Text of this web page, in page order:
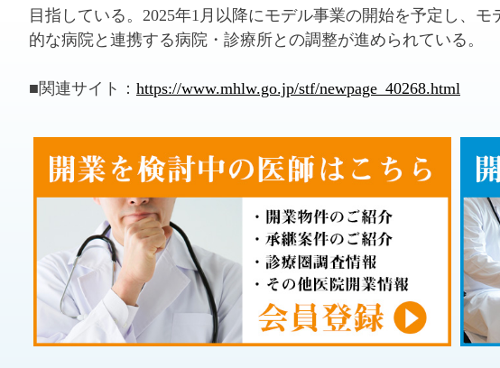
目指している。2025年1月以降にモデル事業の開始を予定し、
的な病院と連携する病院・診療所との調整が進められている。
■関連サイト： https://www.mhlw.go.jp/stf/newpage_40268.html